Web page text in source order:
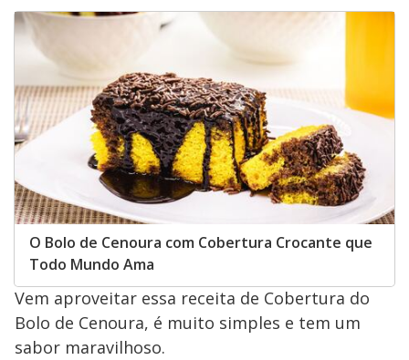
O Bolo de Cenoura com Cobertura Crocante que
Todo Mundo Ama
Vem aproveitar essa receita de Cobertura do
Bolo de Cenoura, é muito simples e tem um
sabor maravilhoso.